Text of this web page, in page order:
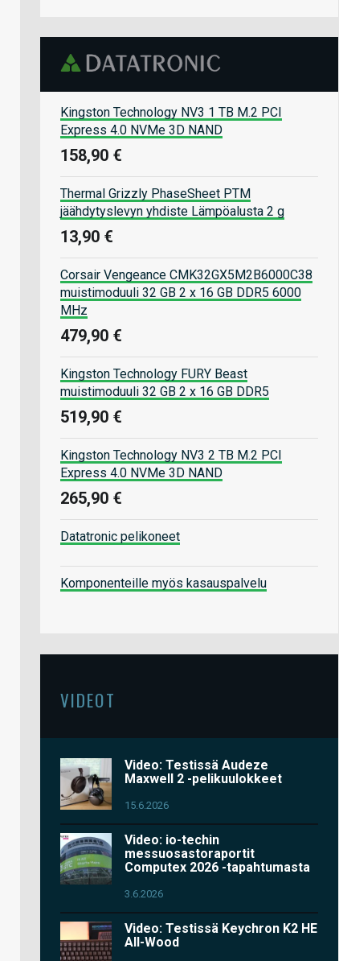
Kingston Technology NV3 1 TB M.2 PCI
Express 4.0 NVMe 3D NAND
158,90 €
Thermal Grizzly PhaseSheet PTM
jäähdytyslevyn yhdiste Lämpöalusta 2 g
13,90 €
Corsair Vengeance CMK32GX5M2B6000C38
muistimoduuli 32 GB 2 x 16 GB DDR5 6000
MHz
479,90 €
Kingston Technology FURY Beast
muistimoduuli 32 GB 2 x 16 GB DDR5
519,90 €
Kingston Technology NV3 2 TB M.2 PCI
Express 4.0 NVMe 3D NAND
265,90 €
Datatronic pelikoneet
Komponenteille myös kasauspalvelu
VIDEOT
Video: Testissä Audeze
Maxwell 2 -pelikuulokkeet
15.6.2026
Video: io-techin
messuosastoraportit
Computex 2026 -tapahtumasta
3.6.2026
Video: Testissä Keychron K2 HE
All-Wood